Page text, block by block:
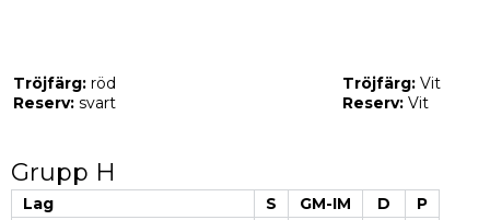
Tröjfärg: röd
Reserv: svart
Tröjfärg: Vit
Reserv: Vit
Grupp H
Lag S GM-IM D
P